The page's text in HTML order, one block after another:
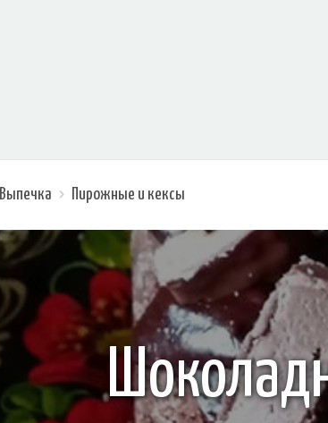
Выпечка Пирожные и кексы